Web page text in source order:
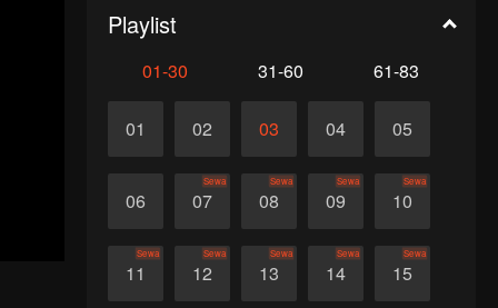
Playlist
01-30 31-60 61-83
01 02 03 04 05
06 07
Sewa
08
Sewa
09
Sewa
10
Sewa
11
Sewa
12
Sewa
13
Sewa
14
Sewa
15
Sewa